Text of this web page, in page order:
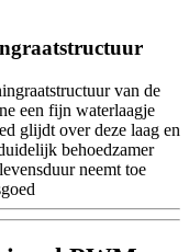
van de
een fijn waterlaagje
glijdt over deze laag en
behoedzamer
neemt toe